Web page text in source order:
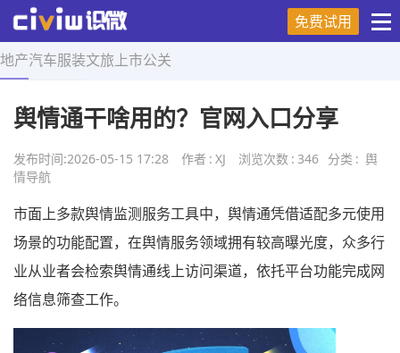
免费试用
地产汽车服装文旅 上市公关
首页 > 舆情导航 > 正文
舆情通干啥用的？官网入口分享
发布时间:2026-05-15 17:28 作者 : XJ 浏览次数 : 346 分类 : 舆
情导航
市面上多款舆情监测服务工具中，舆情通凭借适配多元使用
场景的功能配置，在舆情服务领域拥有较高曝光度，众多行
业从业者会检索舆情通线上访问渠道，依托平台功能完成网
络信息筛查工作。